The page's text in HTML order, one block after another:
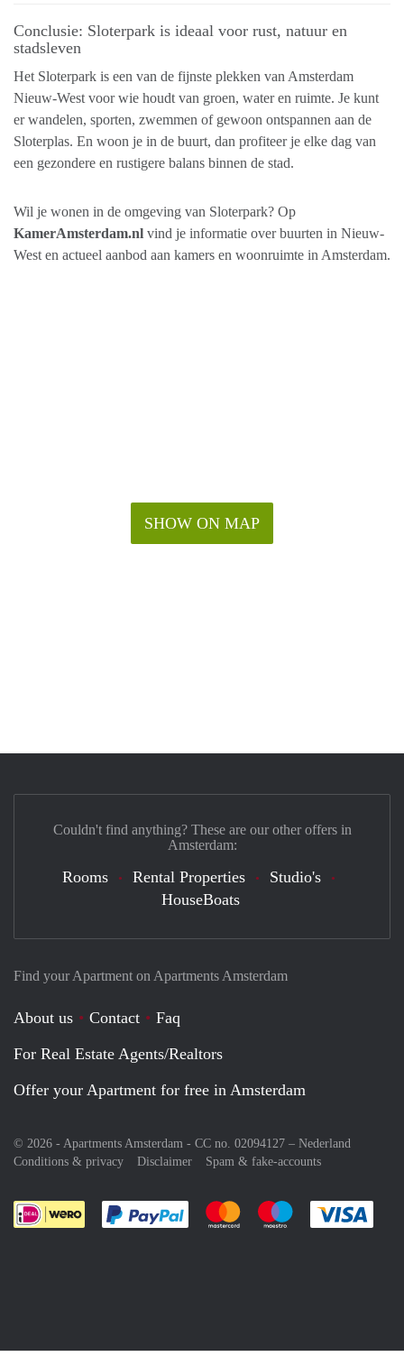
Conclusie: Sloterpark is ideaal voor rust, natuur en
stadsleven
Het Sloterpark is een van de fijnste plekken van Amsterdam
Nieuw-West voor wie houdt van groen, water en ruimte. Je kunt
er wandelen, sporten, zwemmen of gewoon ontspannen aan de
Sloterplas. En woon je in de buurt, dan profiteer je elke dag van
een gezondere en rustigere balans binnen de stad.
Wil je wonen in de omgeving van Sloterpark? Op
KamerAmsterdam.nl vind je informatie over buurten in Nieuw-
West en actueel aanbod aan kamers en woonruimte in Amsterdam.
SHOW ON MAP
Find your Apartment on Apartments Amsterdam
About us Contact
Faq
For Real Estate Agents/Realtors
Offer your Apartment for free in Amsterdam
© 2026 - Apartments Amsterdam - CC no. 02094127 – Nederland
Conditions & privacy
Disclaimer Spam & fake-accounts
Pay easily with :payment method
Pay easily with :payment
Pay easily with
Couldn't find anything? These are our other offers in
Amsterdam:
Rooms Rental Properties
Studio's
HouseBoats